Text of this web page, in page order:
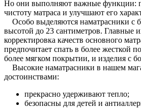
Но они выполняют важные функции:
чистоту матраса и улучшают его
Особо выделяются наматрасники с
высотой до 23 сантиметров. Главные
корректировка качеств основного
предпочитает спать в более жесткой
более мягком покрытии, и изделия с
Высокие наматрасники в нашем
достоинствами:
прекрасно удерживают тепло;
безопасны для детей и